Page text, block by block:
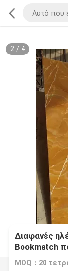
2/ 4
Διαφανές
Bookmatch
Onyx μελιού